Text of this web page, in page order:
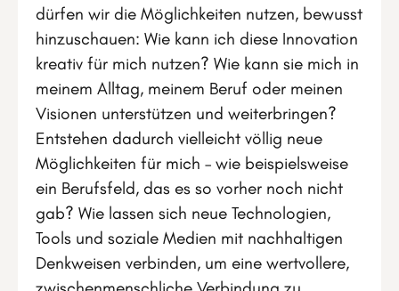
dürfen wir die Möglichkeiten nutzen, bewusst
hinzuschauen: Wie kann ich diese Innovation
kreativ für mich nutzen? Wie kann sie mich in
meinem Alltag, meinem Beruf oder meinen
Visionen unterstützen und weiterbringen?
Entstehen dadurch vielleicht völlig neue
Möglichkeiten für mich – wie beispielsweise
ein Berufsfeld, das es so vorher noch nicht
gab? Wie lassen sich neue Technologien,
Tools und soziale Medien mit nachhaltigen
Denkweisen verbinden, um eine wertvollere,